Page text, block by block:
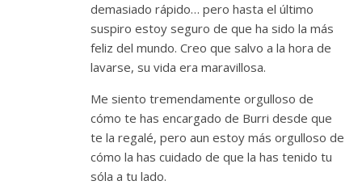
demasiado rápido… pero hasta el último
suspiro estoy seguro de que ha sido la más
feliz del mundo. Creo que salvo a la hora de
lavarse, su vida era maravillosa.
Me siento tremendamente orgulloso de
cómo te has encargado de Burri desde que
te la regalé, pero aun estoy más orgulloso de
cómo la has cuidado de que la has tenido tu
sóla a tu lado.